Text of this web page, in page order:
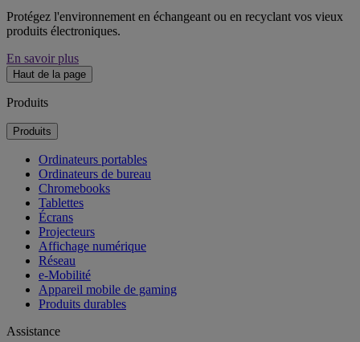
Protégez l'environnement en échangeant ou en recyclant vos vieux
produits électroniques.
En savoir plus
Haut de la page
Produits
Produits
Ordinateurs portables
Ordinateurs de bureau
Chromebooks
Tablettes
Écrans
Projecteurs
Affichage numérique
Réseau
e-Mobilité
Appareil mobile de gaming
Produits durables
Assistance